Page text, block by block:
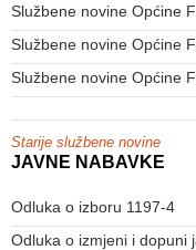
Službene novine Općine
Službene novine Općine
Službene novine Općine
Starije službene novine
JAVNE NABAVKE
Odluka o izboru 1197-4
Odluka o izmjeni i dopuni